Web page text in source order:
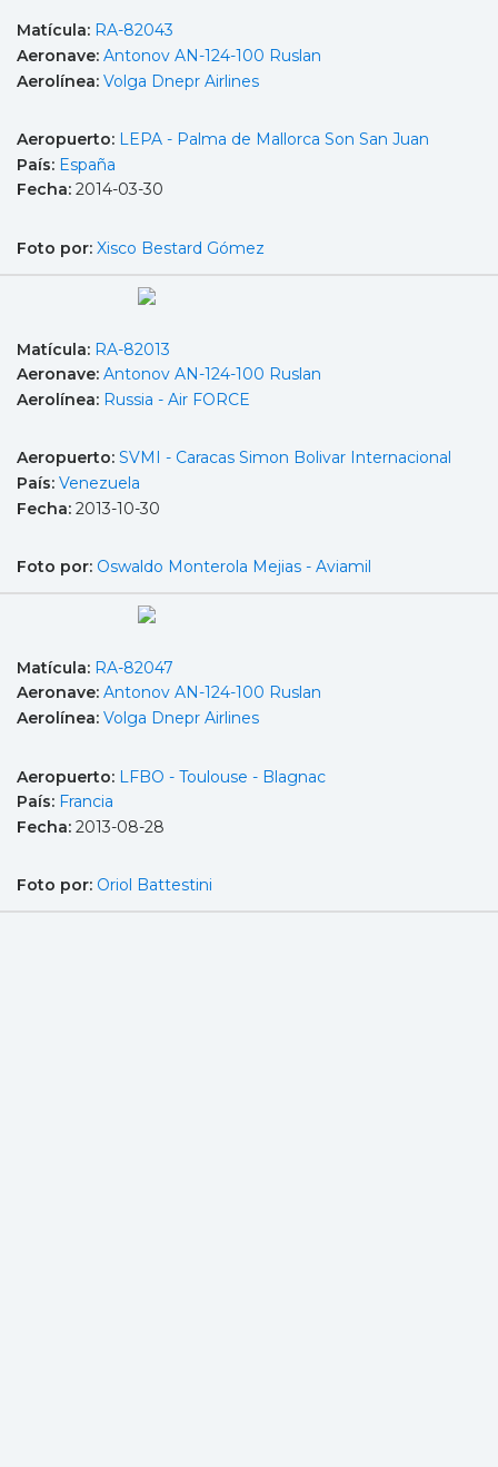
Matícula: RA-82043
Aeronave: Antonov AN-124-100 Ruslan
Aerolínea: Volga Dnepr Airlines
Aeropuerto: LEPA - Palma de Mallorca Son San Juan
País: España
Fecha: 2014-03-30
Foto por: Xisco Bestard Gómez
Matícula: RA-82013
Aeronave: Antonov AN-124-100 Ruslan
Aerolínea: Russia - Air FORCE
Aeropuerto: SVMI - Caracas Simon Bolivar Internacional
País: Venezuela
Fecha: 2013-10-30
Foto por: Oswaldo Monterola Mejias - Aviamil
Matícula: RA-82047
Aeronave: Antonov AN-124-100 Ruslan
Aerolínea: Volga Dnepr Airlines
Aeropuerto: LFBO - Toulouse - Blagnac
País: Francia
Fecha: 2013-08-28
Foto por: Oriol Battestini